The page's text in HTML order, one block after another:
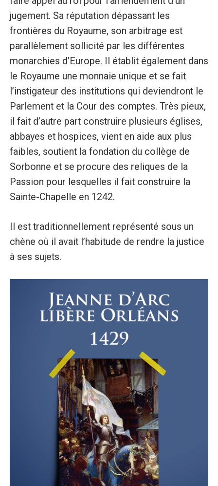
jugement. Sa réputation dépassant les
frontières du Royaume, son arbitrage est
parallèlement sollicité par les différentes
monarchies d’Europe. Il établit également dans
le Royaume une monnaie unique et se fait
l’instigateur des institutions qui deviendront le
Parlement et la Cour des comptes. Très pieux,
il fait d’autre part construire plusieurs églises,
abbayes et hospices, vient en aide aux plus
faibles, soutient la fondation du collège de
Sorbonne et se procure des reliques de la
Passion pour lesquelles il fait construire la
Sainte-Chapelle en 1242.
Il est traditionnellement représenté sous un
chène où il avait l’habitude de rendre la justice
à ses sujets.